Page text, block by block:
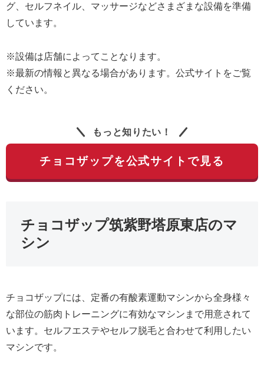
グ、セルフネイル、マッサージなどさまざまな設備を準備
しています。
※設備は店舗によってことなります。
※最新の情報と異なる場合があります。公式サイトをご覧
ください。
もっと知りたい！
チョコザップを公式サイトで見る
チョコザップ筑紫野塔原東店のマ
シン
チョコザップには、定番の有酸素運動マシンから全身様々
な部位の筋肉トレーニングに有効なマシンまで用意されて
います。セルフエステやセルフ脱毛と合わせて利用したい
マシンです。